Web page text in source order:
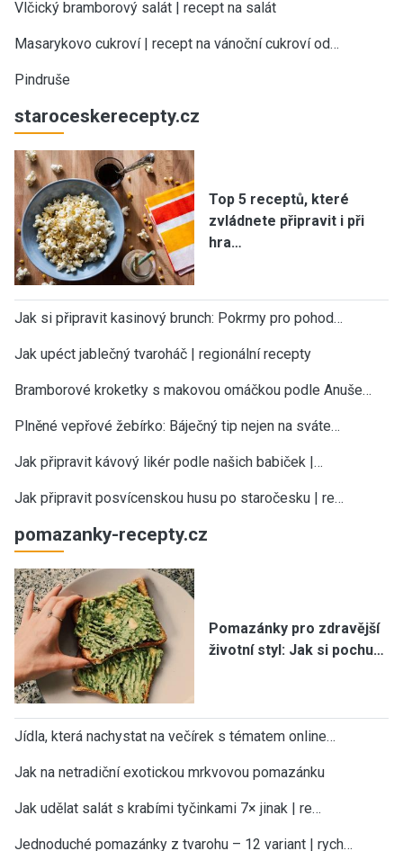
Vlčický bramborový salát | recept na salát
Masarykovo cukroví | recept na vánoční cukroví od…
Pindruše
staroceskerecepty.cz
Top 5 receptů, které
zvládnete připravit i při
hra…
Jak si připravit kasinový brunch: Pokrmy pro pohod…
Jak upéct jablečný tvaroháč | regionální recepty
Bramborové kroketky s makovou omáčkou podle Anuše…
Plněné vepřové žebírko: Báječný tip nejen na sváte…
Jak připravit kávový likér podle našich babiček |…
Jak připravit posvícenskou husu po staročesku | re…
pomazanky-recepty.cz
Pomazánky pro zdravější
životní styl: Jak si pochu…
Jídla, která nachystat na večírek s tématem online…
Jak na netradiční exotickou mrkvovou pomazánku
Jak udělat salát s krabími tyčinkami 7× jinak | re…
Jednoduché pomazánky z tvarohu – 12 variant | rych…